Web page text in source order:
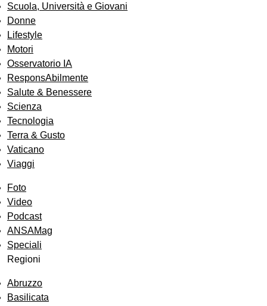
Scuola, Università e Giovani
Donne
Lifestyle
Motori
Osservatorio IA
ResponsAbilmente
Salute & Benessere
Scienza
Tecnologia
Terra & Gusto
Vaticano
Viaggi
Foto
Video
Podcast
ANSAMag
Speciali
Regioni
Abruzzo
Basilicata